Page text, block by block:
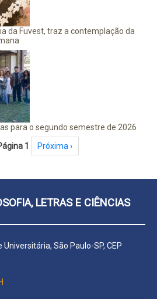
da Fuvest, traz a contemplação da
para o segundo semestre de 2026
1 Próxima página
Próxima ›
LETRAS E CIÊNCIAS
Universitária, São Paulo-SP, CEP